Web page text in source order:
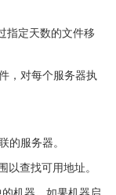
指定天数的文件移
，对每个服务器执
服务器。
查找可用地址。